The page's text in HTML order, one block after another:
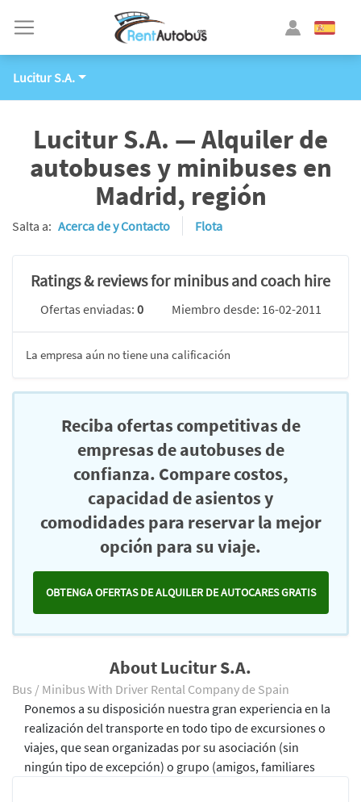
Lucitur S.A.
Lucitur S.A. — Alquiler de
autobuses y minibuses en
Madrid, región
Salta a: Acerca de y Contacto Flota
Ratings & reviews for minibus and coach hire
Ofertas enviadas: 0 Miembro desde: 16-02-2011
La empresa aún no tiene una calificación
Reciba ofertas competitivas de
empresas de autobuses de
confianza. Compare costos,
capacidad de asientos y
comodidades para reservar la mejor
opción para su viaje.
OBTENGA OFERTAS DE ALQUILER DE AUTOCARES GRATIS
About Lucitur S.A.
Bus / Minibus With Driver Rental Company de Spain
Ponemos a su disposición nuestra gran experiencia en la
realización del transporte en todo tipo de excursiones o
viajes, que sean organizadas por su asociación (sin
ningún tipo de excepción) o grupo (amigos, familiares